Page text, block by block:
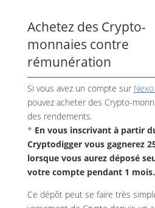
Achetez des Crypto-
monnaies contre
rémunération
Si vous avez un compte sur Nexo
pouvez acheter des Crypto-
des rendements.
* En vous inscrivant à partir
Cryptodigger vous gagnerez
lorsque vous aurez déposé
votre compte pendant 1 mois.
Ce dépôt peut se faire très